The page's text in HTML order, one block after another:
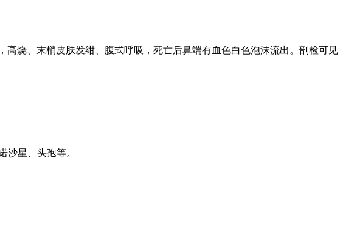
烧、末梢皮肤发绀、腹式呼吸，死亡后鼻端有血色白色泡沫流出。剖检可见
、恩诺沙星、头孢等。